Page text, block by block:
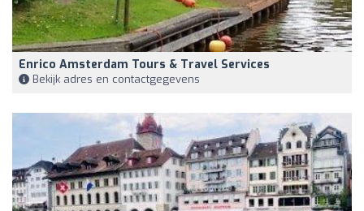
Enrico Amsterdam Tours & Travel Services
Bekijk adres en contactgegevens